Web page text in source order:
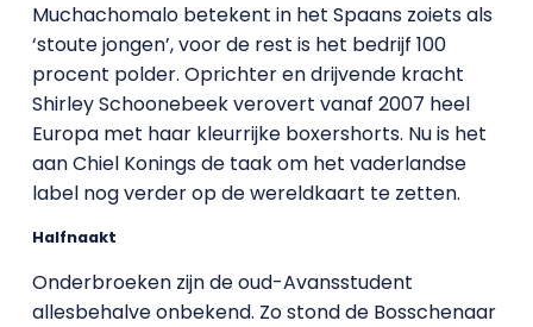
Muchachomalo betekent in het Spaans zoiets als
‘stoute jongen’, voor de rest is het bedrijf 100
procent polder. Oprichter en drijvende kracht
Shirley Schoonebeek verovert vanaf 2007 heel
Europa met haar kleurrijke boxershorts. Nu is het
aan Chiel Konings de taak om het vaderlandse
label nog verder op de wereldkaart te zetten.
Halfnaakt
Onderbroeken zijn de oud-Avansstudent
allesbehalve onbekend. Zo stond de Bosschenaar